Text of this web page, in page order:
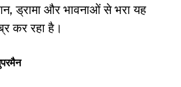
ड्रामा और भावनाओं से भरा यह
कर रहा है।